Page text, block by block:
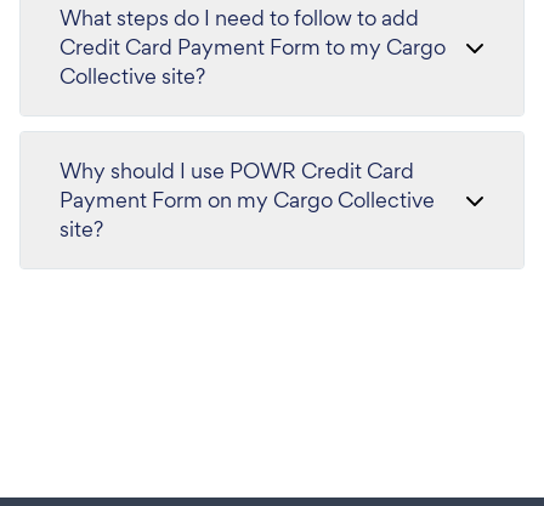
What steps do I need to follow to add
Credit Card Payment Form to my Cargo
Collective site?
Why should I use POWR Credit Card
Payment Form on my Cargo Collective
site?